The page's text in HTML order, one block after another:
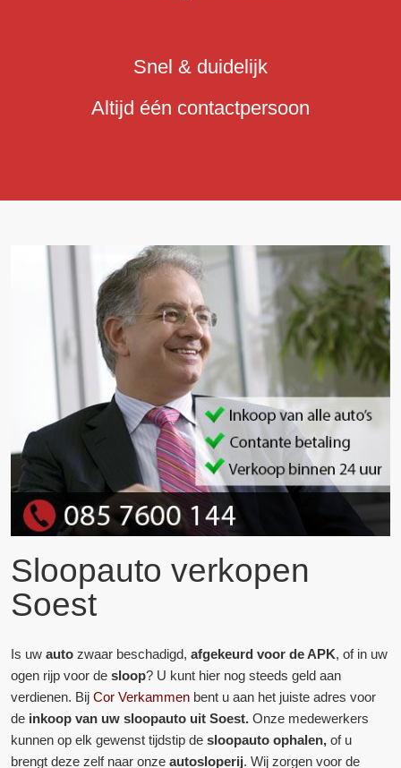
Snel & duidelijk
Altijd één contactpersoon
Sloopauto verkopen
Soest
Is uw auto zwaar beschadigd, afgekeurd voor de APK, of in uw
ogen rijp voor de sloop? U kunt hier nog steeds geld aan
verdienen. Bij Cor Verkammen bent u aan het juiste adres voor
de inkoop van uw sloopauto uit Soest. Onze medewerkers
kunnen op elk gewenst tijdstip de sloopauto ophalen, of u
brengt deze zelf naar onze autosloperij. Wij zorgen voor de